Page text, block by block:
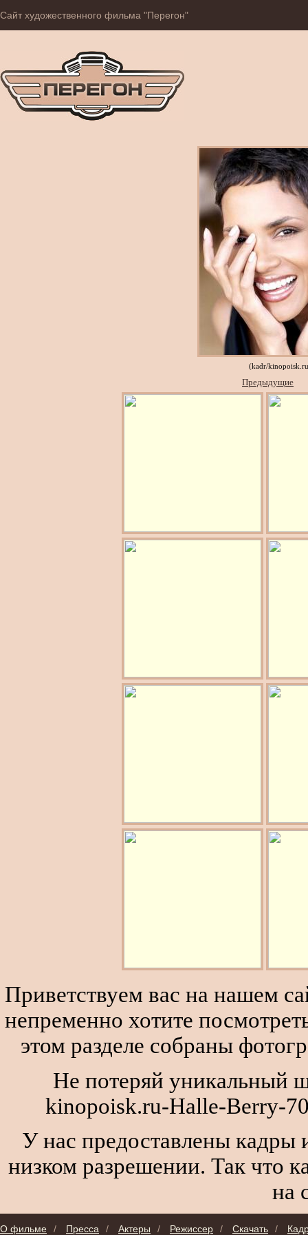
Сайт художественного фильма "Перегон"
(kadr/
Предыдущие
Приветствуем вас на нашем
непременно хотите
этом разделе собраны
Не потеряй уникальный
kinopoisk.ru-Halle-Berry-
У нас предоставлены кадры
низком разрешении. Так что
на
О фильме / Пресса / Актеры / Режиссер / Скачать /